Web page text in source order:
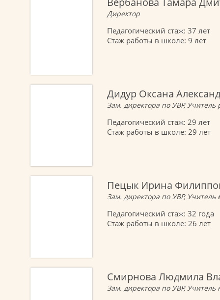
Директор
Педагогический стаж: 37 лет
Стаж работы в школе: 9 лет
Дидур Оксана
Зам. директора по УВР, Учитель
Педагогический стаж: 29 лет
Стаж работы в школе: 29 лет
Пецык Ирина
Зам. директора по УВР, Учитель
Педагогический стаж: 32 года
Стаж работы в школе: 26 лет
Смирнова Людмила
Зам. директора по УВР, Учитель